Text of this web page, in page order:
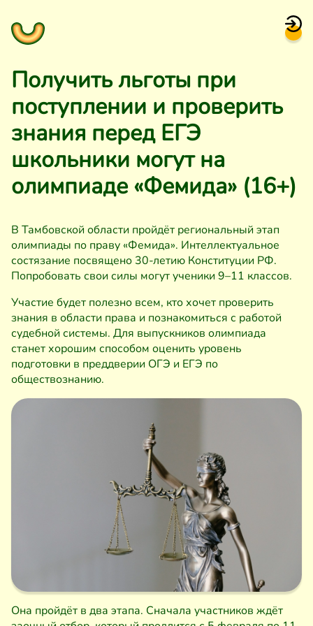
Получить льготы при
поступлении и проверить
знания перед ЕГЭ
школьники могут на
олимпиаде «Фемида» (16+)
В Тамбовской области пройдёт региональный этап
олимпиады по праву «Фемида». Интеллектуальное
состязание посвящено 30-летию Конституции РФ.
Попробовать свои силы могут ученики 9–11 классов.
Участие будет полезно всем, кто хочет проверить
знания в области права и познакомиться с работой
судебной системы. Для выпускников олимпиада
станет хорошим способом оценить уровень
подготовки в преддверии ОГЭ и ЕГЭ по
обществознанию.
Она пройдёт в два этапа. Сначала участников ждёт